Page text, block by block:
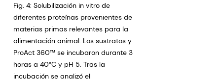
Fig. 4: Solubilización in vitro de
diferentes proteínas provenientes de
materias primas relevantes para la
alimentación animal. Los sustratos y
ProAct 360™ se incubaron durante 3
horas a 40°C y pH 5. Tras la
incubación se analizó el